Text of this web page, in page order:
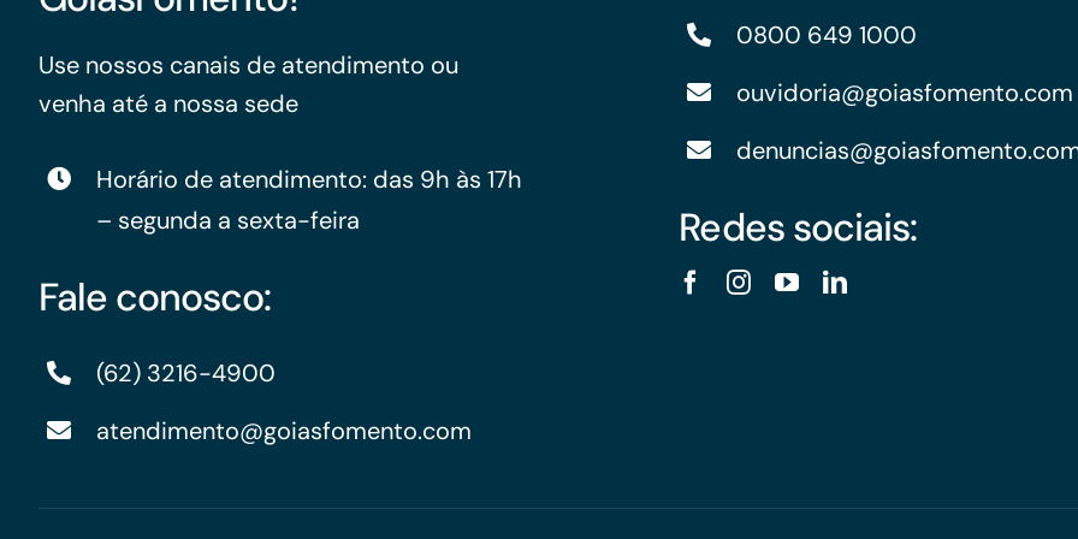
Use nossos canais de atendimento ou
venha até a nossa sede
Horário de atendimento: das 9h às 17h
– segunda a sexta-feira
Fale conosco:
(62) 3216-4900
atendimento@goiasfomento.com
0800 649 1000
ouvidoria@goiasfomento.com
Redes sociais: